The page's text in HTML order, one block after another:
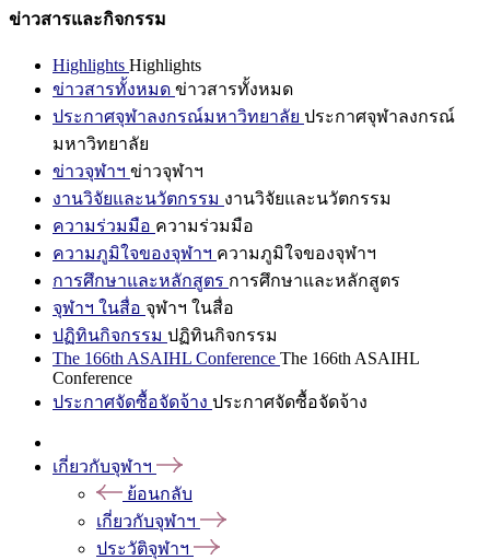
ข่าวสารและกิจกรรม
Highlights Highlights
ข่าวสารทั้งหมด ข่าวสารทั้งหมด
ประกาศจุฬาลงกรณ์มหาวิทยาลัย ประกาศจุฬาลงกรณ์
มหาวิทยาลัย
ข่าวจุฬาฯ ข่าวจุฬาฯ
งานวิจัยและนวัตกรรม งานวิจัยและนวัตกรรม
ความร่วมมือ ความร่วมมือ
ความภูมิใจของจุฬาฯ ความภูมิใจของจุฬาฯ
การศึกษาและหลักสูตร การศึกษาและหลักสูตร
จุฬาฯ ในสื่อ จุฬาฯ ในสื่อ
ปฏิทินกิจกรรม ปฏิทินกิจกรรม
The 166th ASAIHL Conference The 166th ASAIHL
Conference
ประกาศจัดซื้อจัดจ้าง ประกาศจัดซื้อจัดจ้าง
เกี่ยวกับจุฬาฯ
ย้อนกลับ
เกี่ยวกับจุฬาฯ
ประวัติจุฬาฯ